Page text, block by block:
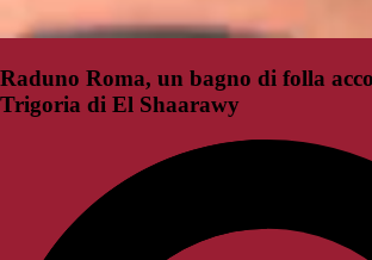
Raduno Roma, un bagno di folla
Trigoria di El Shaarawy